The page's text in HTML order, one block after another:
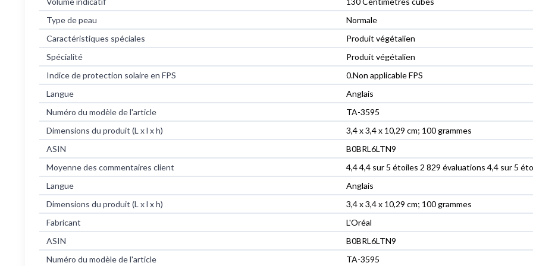
Type de peau
‎Normale
Caractéristiques spéciales
‎Produit végétalien
Spécialité
‎Produit végétalien
Indice de protection solaire en FPS
‎0.Non applicable FPS
Langue
‎Anglais
Numéro du modèle de l'article
‎TA-3595
Dimensions du produit (L x l x h)
‎3,4 x 3,4 x 10,29 cm; 100 grammes
ASIN
‎B0BRL6LTN9
Moyenne des commentaires client
4,4 4,4 sur 5 étoiles 2 829 évaluations 4,4 sur 5
Langue
Anglais
Dimensions du produit (L x l x h)
3,4 x 3,4 x 10,29 cm; 100 grammes
Fabricant
L'Oréal
ASIN
B0BRL6LTN9
Numéro du modèle de l'article
TA-3595